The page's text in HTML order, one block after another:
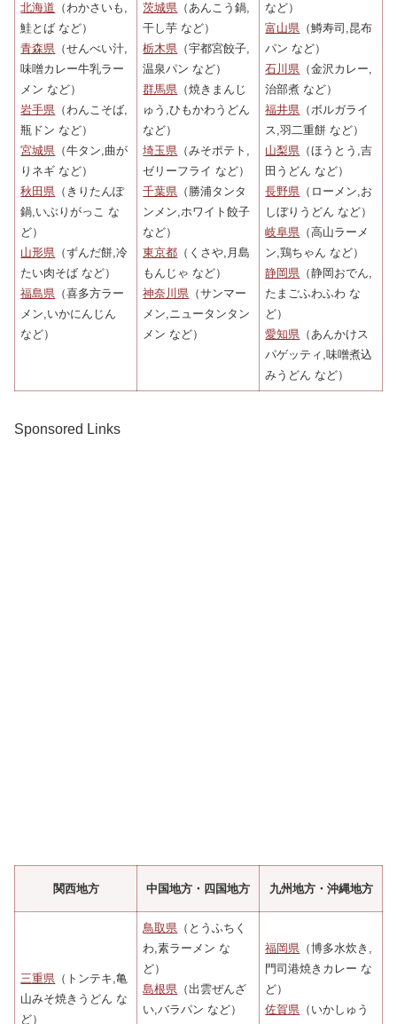
北海道 （わかさいも,
鮭とば など）
青森県 （せんべい汁,
味噌カレー牛乳ラー
メン など）
岩手県 （わんこそば,
瓶ドン など）
宮城県 （牛タン,曲が
りネギ など）
秋田県 （きりたんぽ
鍋,いぶりがっこ な
ど）
山形県 （ずんだ餅,冷
たい肉そば など）
福島県 （喜多方ラー
メン,いかにんじん
など）
茨城県 （あんこう鍋,
干し芋 など）
栃木県 （宇都宮餃子,
温泉パン など）
群馬県 （焼きまんじ
ゅう,ひもかわうどん
など）
埼玉県 （みそポテト,
ゼリーフライ など）
千葉県 （勝浦タンタ
ンメン,ホワイト餃子
など）
東京都 （くさや,月島
もんじゃ など）
神奈川県 （サンマー
メン,ニュータンタン
メン など）
など）
富山県 （鱒寿司,昆布
パン など）
石川県 （金沢カレー,
治部煮 など）
福井県 （ボルガライ
ス,羽二重餅 など）
山梨県 （ほうとう,吉
田うどん など）
長野県 （ローメン,お
しぼりうどん など）
岐阜県 （高山ラーメ
ン,鶏ちゃん など）
静岡県 （静岡おでん,
たまごふわふわ な
ど）
愛知県 （あんかけス
パゲッティ,味噌煮込
みうどん など）
Sponsored Links
関西地方 中国地方・四国地方 九州地方・沖縄地方
三重県 （トンテキ,亀
山みそ焼きうどん な
ど）
鳥取県 （とうふちく
わ,素ラーメン な
ど）
島根県 （出雲ぜんざ
い,バラパン など）
福岡県 （博多水炊き,
門司港焼きカレー な
ど）
佐賀県 （いかしゅう